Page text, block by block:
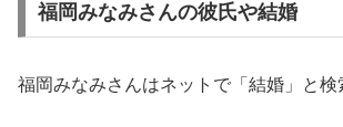
福岡みなみさんの彼氏や結婚
福岡みなみさんはネットで「結婚」と検